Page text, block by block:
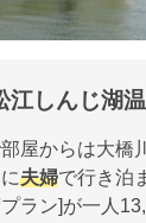
江しんじ湖
屋からは大橋
夫婦で行き泊
ラン]が一人